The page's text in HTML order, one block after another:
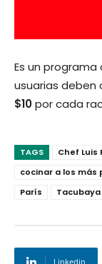
Es un
usuarias deben
$10por cada
TAGS Chef Luis
cocinar a los más
París
Tacubaya
Linkedin